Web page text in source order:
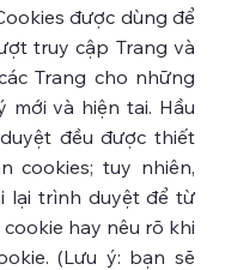
được dùng để
truy cập Trang và
Trang cho những
mới và hiện tai. Hầu
đều được thiết
cookies; tuy nhiên,
lại trình duyệt để từ
hay nêu rõ khi
(Lưu ý: bạn sẽ